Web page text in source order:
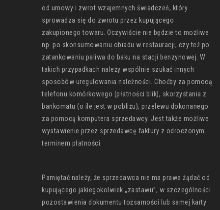
od umowy i zwrot wzajemnych świadczeń, który
sprowadza się do zwrotu przez kupującego
zakupionego towaru. Oczywiście nie będzie to możliwe
np. po skonsumowaniu obiadu w restauracji, czy też po
zatankowaniu paliwa do baku na stacji benzynowej. W
takich przypadkach należy wspólnie szukać innych
sposobów uregulowania należności. Choćby za pomocą
telefonu komórkowego (płatności blik), skorzystania z
bankomatu (o ile jest w pobliżu), przelewu dokonanego
za pomocą komputera sprzedawcy. Jest także możliwe
wystawienie przez sprzedawcę faktury z odroczonym
terminem płatności.
Pamiętać należy, że sprzedawca nie ma prawa żądać od
kupującego jakiegokolwiek „zastawu”, w szczególności
pozostawienia dokumentu tożsamości lub samej karty